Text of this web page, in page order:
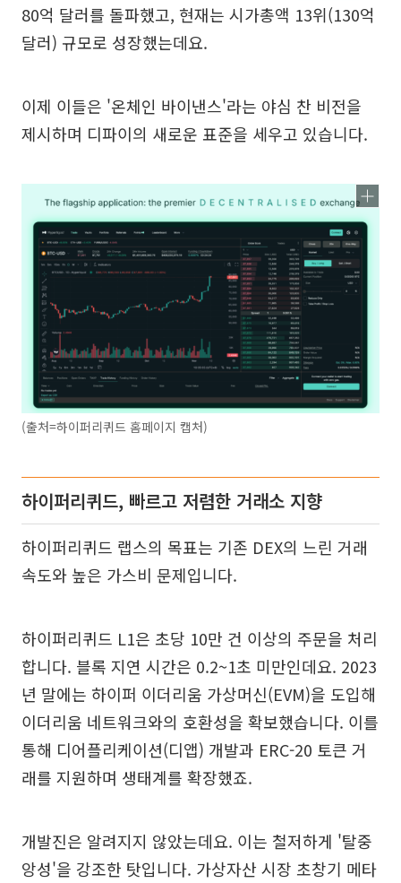
80억 달러를 돌파했고, 현재는 시가총액 13위(130억
달러) 규모로 성장했는데요.
이제 이들은 '온체인 바이낸스'라는 야심 찬 비전을
제시하며 디파이의 새로운 표준을 세우고 있습니다.
(출처=하이퍼리퀴드 홈페이지 캡처)
하이퍼리퀴드, 빠르고 저렴한 거래소 지향
하이퍼리퀴드 랩스의 목표는 기존 DEX의 느린 거래
속도와 높은 가스비 문제입니다.
하이퍼리퀴드 L1은 초당 10만 건 이상의 주문을 처리
합니다. 블록 지연 시간은 0.2~1초 미만인데요. 2023
년 말에는 하이퍼 이더리움 가상머신(EVM)을 도입해
이더리움 네트워크와의 호환성을 확보했습니다. 이를
통해 디어플리케이션(디앱) 개발과 ERC-20 토큰 거
래를 지원하며 생태계를 확장했죠.
개발진은 알려지지 않았는데요. 이는 철저하게 '탈중
앙성'을 강조한 탓입니다. 가상자산 시장 초창기 메타